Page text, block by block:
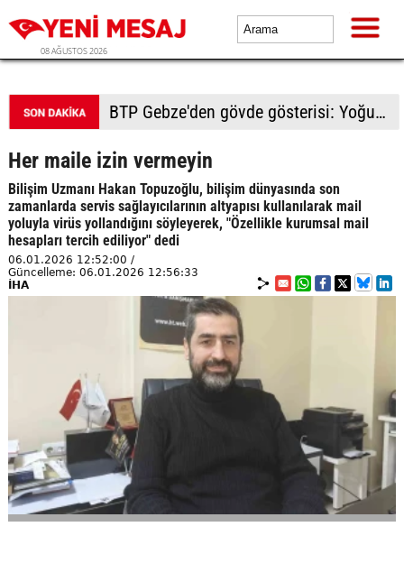
08 AĞUSTOS 2026
BTP Gebze'den gövde gösterisi: Yoğun katılımla yeni üyeler rozetlerini taktı
Her maile izin vermeyin
Bilişim Uzmanı Hakan Topuzoğlu, bilişim dünyasında son
zamanlarda servis sağlayıcılarının altyapısı kullanılarak mail
yoluyla virüs yollandığını söyleyerek, "Özellikle kurumsal mail
hesapları tercih ediliyor" dedi
06.01.2026 12:52:00 /
Güncelleme: 06.01.2026 12:56:33
İHA